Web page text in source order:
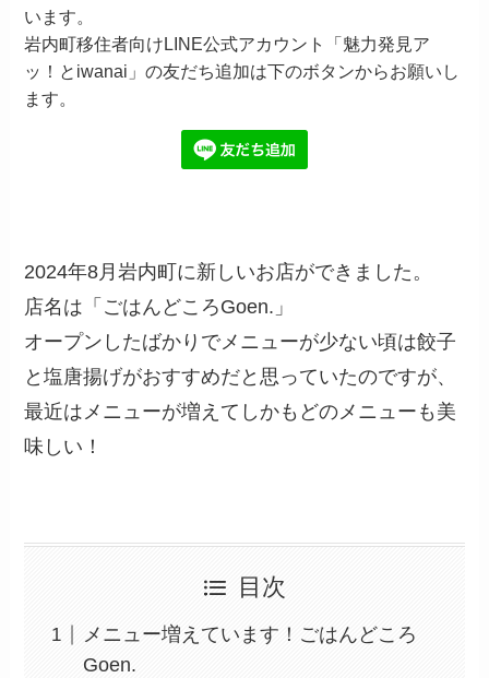
います。
岩内町移住者向けLINE公式アカウント「魅力発見ア
ッ！とiwanai」の友だち追加は下のボタンからお願いし
ます。
2024年8月岩内町に新しいお店ができました。
店名は「ごはんどころGoen.」
オープンしたばかりでメニューが少ない頃は餃子
と塩唐揚げがおすすめだと思っていたのですが、
最近はメニューが増えてしかもどのメニューも美
味しい！
目次
メニュー増えています！ごはんどころ
Goen.